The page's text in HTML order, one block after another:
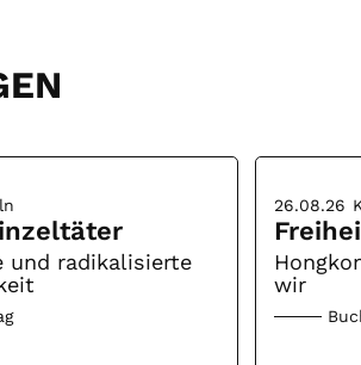
und radikalisierte
26.08.26
wir